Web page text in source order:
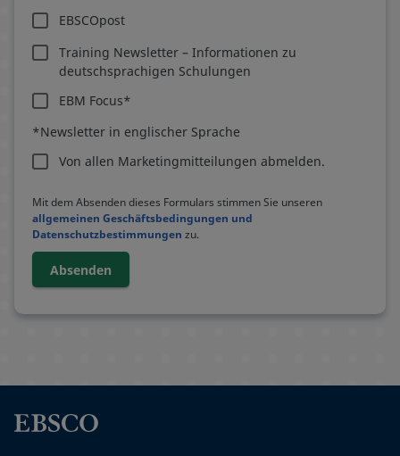
EBSCOpost
Training Newsletter – Informationen zu
deutschsprachigen Schulungen
EBM Focus*
*Newsletter in englischer Sprache
Von allen Marketingmitteilungen abmelden.
Mit dem Absenden dieses Formulars stimmen Sie unseren
allgemeinen Geschäftsbedingungen und
Datenschutzbestimmungen zu.
Absenden